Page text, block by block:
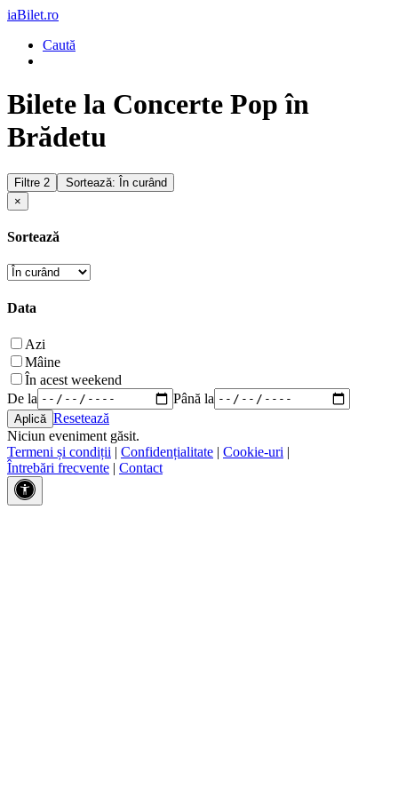
iaBilet.ro
Caută
Bilete la Concerte Pop în
Brădetu
Filtre 2
Sortează: În curând
×
Sortează
Data
Azi
Mâine
În acest weekend
De la
Până la
Resetează
Niciun eveniment găsit.
Termeni și condiții | Confidențialitate | Cookie-uri |
Întrebări frecvente | Contact